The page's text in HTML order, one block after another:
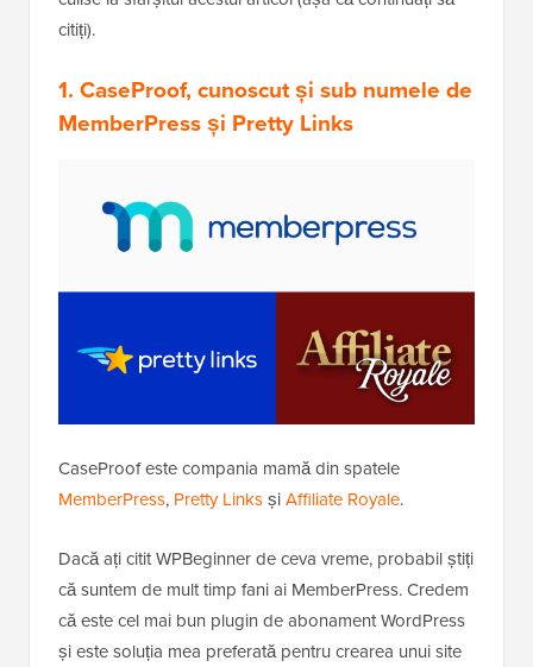
citiți).
1. CaseProof, cunoscut și sub numele de
MemberPress și Pretty Links
CaseProof este compania mamă din spatele
MemberPress, Pretty LinksșiAffiliate Royale.
Dacă ați citit WPBeginner de ceva vreme, probabil știți
că suntem de mult timp fani ai MemberPress. Credem
că este cel mai bun plugin de abonament WordPress
și este soluția mea preferată pentru crearea unui site